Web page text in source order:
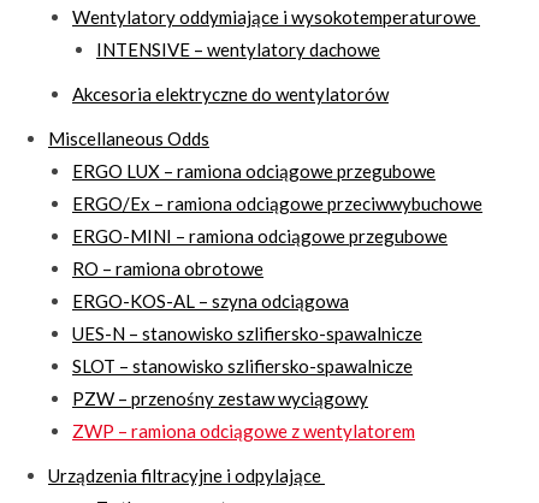
Wentylatory oddymiające i wysokotemperaturowe
INTENSIVE – wentylatory dachowe
Akcesoria elektryczne do wentylatorów
Miscellaneous Odds
ERGO LUX – ramiona odciągowe przegubowe
ERGO/Ex – ramiona odciągowe przeciwwybuchowe
ERGO-MINI – ramiona odciągowe przegubowe
RO – ramiona obrotowe
ERGO-KOS-AL – szyna odciągowa
UES-N – stanowisko szlifiersko-spawalnicze
SLOT – stanowisko szlifiersko-spawalnicze
PZW – przenośny zestaw wyciągowy
ZWP – ramiona odciągowe z wentylatorem
Urządzenia filtracyjne i odpylające